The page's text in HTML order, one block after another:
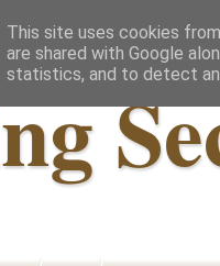
This site uses cookies
are shared with Google
statistics, and to detect